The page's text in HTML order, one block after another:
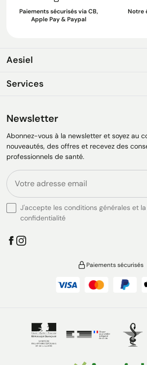
Paiements sécurisés via CB,
Apple Pay & Paypal
Notre
Aesiel
Services
Newsletter
Abonnez-vous à la newsletter et soyez au
nouveautés, des offres et recevez des
professionnels de santé.
J'accepte les conditions générales et
confidentialité
Paiements sécurisés